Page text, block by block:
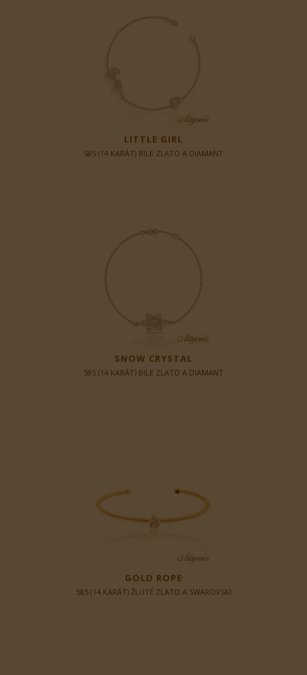
LITTLE GIRL
585 (14 KARÁT) BILE ZLATO A DIAMANT
SNOW CRYSTAL
585 (14 KARÁT) BILE ZLATO A DIAMANT
GOLD ROPE
585 (14 KARÁT) ŽLUTÉ ZLATO A SWAROVSKI